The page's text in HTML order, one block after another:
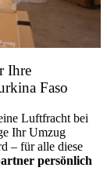
Ihre
Faso
Luftfracht bei
Ihr Umzug
– für alle diese
persönlich